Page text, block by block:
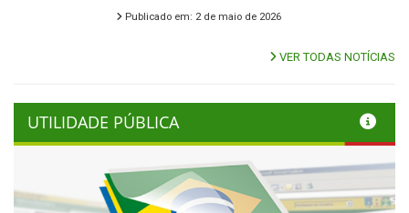
Publicado em: 2 de maio de 2026
VER TODAS NOTÍCIAS
UTILIDADE PÚBLICA